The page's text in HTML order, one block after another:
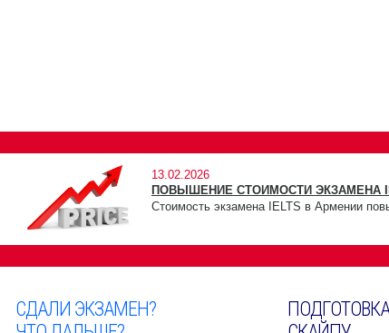
13.02.2026
ПОВЫШЕНИЕ СТОИМОСТИ ЭКЗАМЕНА
Стоимость экзамена IELTS в Армении
СДАЛИ ЭКЗАМЕН?
ПОДГОТОВКА